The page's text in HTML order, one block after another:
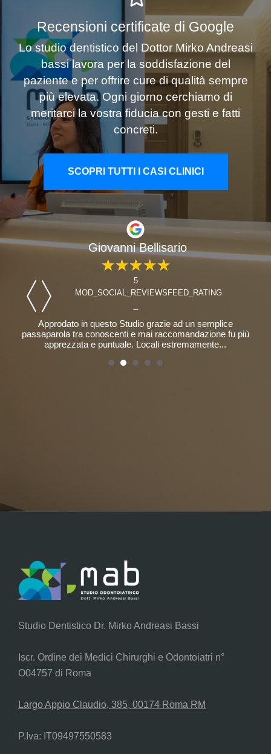
Recensioni certificate di Google
Lo studio dentistico del Dottor Mirko Andreasi
bassi lavora per la soddisfazione del
paziente e per offrire cure di qualità sempre
più elevata. Ogni giorno cerchiamo di
meritarci la vostra fiducia con gesti e fatti
concreti.
SCOPRI TUTTI I CASI CLINICI
Giovanni Bellisario
★★★★★
★★★★★
5
MOD_SOCIAL_REVIEWSFEED_RATING
–
Approdato in questo Studio grazie ad un semplice
passaparola tra conoscenti e mai raccomandazione fu più
apprezzata e puntuale. Locali estremamente...
Studio Dentistico Dr. Mirko Andreasi Bassi
Iscr. Ordine dei Medici Chirurghi e Odontoiatri n°
O04757 di Roma
Largo Appio Claudio, 385, 00174 Roma RM
P.Iva: IT09497550583